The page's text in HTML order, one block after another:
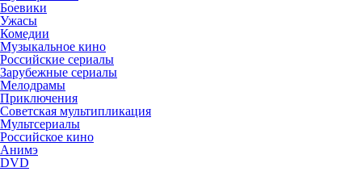
Боевики
Ужасы
Комедии
Музыкальное кино
Российские сериалы
Зарубежные сериалы
Мелодрамы
Приключения
Советская мультипликация
Мультсериалы
Российское кино
Анимэ
DVD